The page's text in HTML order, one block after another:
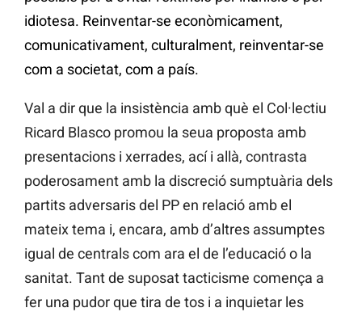
idiotesa. Reinventar-se econòmicament,
comunicativament, culturalment, reinventar-se
com a societat, com a país.
Val a dir que la insistència amb què el Col·lectiu
Ricard Blasco promou la seua proposta amb
presentacions i xerrades, ací i allà, contrasta
poderosament amb la discreció sumptuària dels
partits adversaris del PP en relació amb el
mateix tema i, encara, amb d’altres assumptes
igual de centrals com ara el de l’educació o la
sanitat. Tant de suposat tacticisme comença a
fer una pudor que tira de tos i a inquietar les